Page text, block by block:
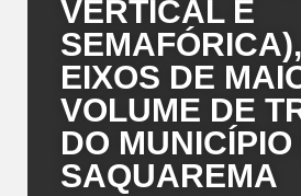
VERTICAL E
EIXOS DE
VOLUME DE
DO MUNICÍPIO
SAQUAREMA